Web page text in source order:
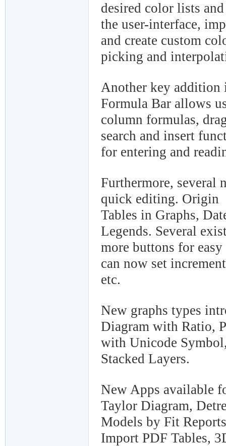
desired color lists
the user-interface,
and create custom
picking and
Another key addition
Formula Bar allows
column formulas,
search and insert
for entering and
Furthermore, several
quick editing. Origin
Tables in Graphs,
Legends. Several
more buttons for
can now set
etc.
New graphs types
Diagram with Ratio,
with Unicode
Stacked Layers.
New Apps available
Taylor Diagram,
Models by Fit
Import PDF Tables,